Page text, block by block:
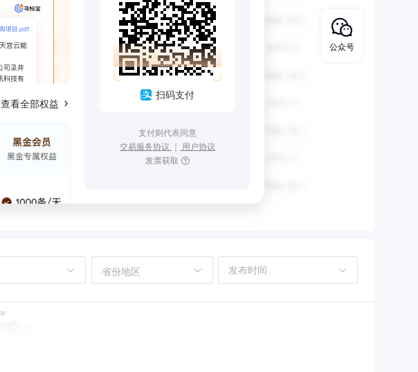
查看全部权益
扫码支付
支付则代表同意
交易服务协议 ｜ 用户协议
发票获取
省份地区
公众号